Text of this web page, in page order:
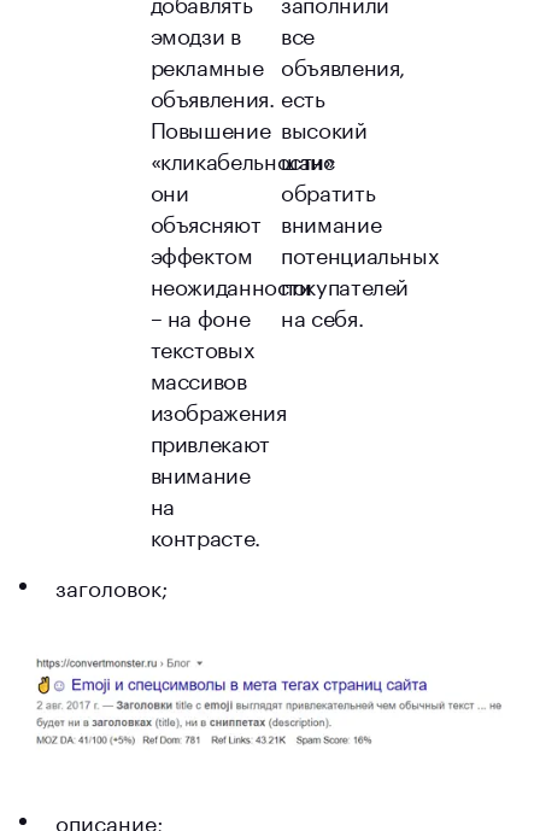
эмодзи в
рекламные
объявления.
Повышение
«кликабельности»
они
объясняют
эффектом
неожиданности
– на фоне
текстовых
массивов
изображения
привлекают
внимание
на
контрасте.
все
объявления,
есть
высокий
шанс
обратить
внимание
потенциальных
покупателей
на себя.
заголовок;
описание;